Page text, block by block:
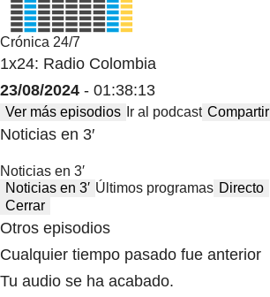
Crónica 24/7
1x24: Radio Colombia
23/08/2024 - 01:38:13
Ver más episodios Ir al podcast Compartir
Noticias en 3′
Noticias en 3′
Noticias en 3′ Últimos programas Directo
Cerrar
Otros episodios
Cualquier tiempo pasado fue anterior
Tu audio se ha acabado.